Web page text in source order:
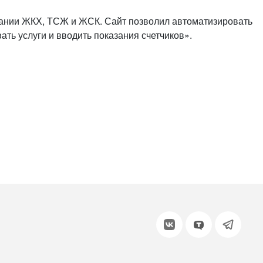
ЖКХ, ТСЖ и ЖСК. Сайт позволил автоматизировать
услуги и вводить показания счетчиков».